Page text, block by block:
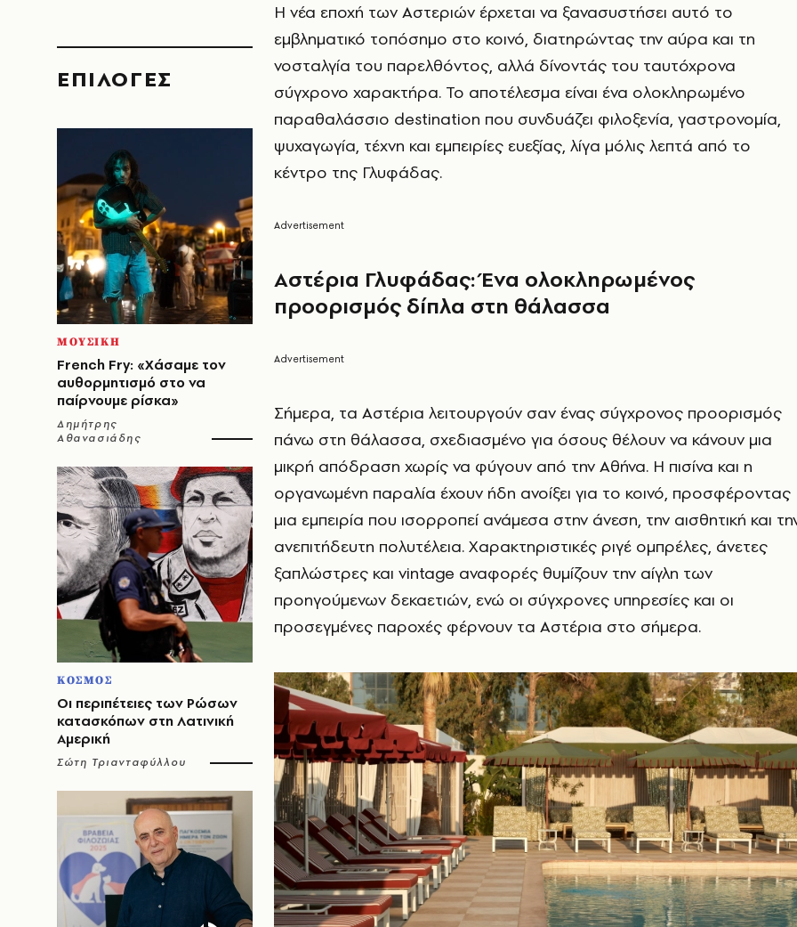
EΠΙΛΟΓΈΣ
ΜΟΥΣΙΚΗ
French Fry: «Χάσαμε τον
αυθορμητισμό στο να
παίρνουμε ρίσκα»
Δημήτρης
Αθανασιάδης
ΚΟΣΜΟΣ
Οι περιπέτειες των Ρώσων
κατασκόπων στη Λατινική
Αμερική
Σώτη Τριανταφύλλου
Η νέα εποχή των Αστεριών έρχεται να ξανασυστήσει αυτό το
εμβληματικό τοπόσημο στο κοινό, διατηρώντας την αύρα και τη
νοσταλγία του παρελθόντος, αλλά δίνοντάς του ταυτόχρονα
σύγχρονο χαρακτήρα. Το αποτέλεσμα είναι ένα ολοκληρωμένο
παραθαλάσσιο destination που συνδυάζει φιλοξενία, γαστρονομία,
ψυχαγωγία, τέχνη και εμπειρίες ευεξίας, λίγα μόλις λεπτά από το
κέντρο της Γλυφάδας.
Αστέρια Γλυφάδας: Ένα ολοκληρωμένος
προορισμός δίπλα στη θάλασσα
Σήμερα, τα Αστέρια λειτουργούν σαν ένας σύγχρονος προορισμός
πάνω στη θάλασσα, σχεδιασμένο για όσους θέλουν να κάνουν μια
μικρή απόδραση χωρίς να φύγουν από την Αθήνα. Η πισίνα και η
οργανωμένη παραλία έχουν ήδη ανοίξει για το κοινό, προσφέροντας
μια εμπειρία που ισορροπεί ανάμεσα στην άνεση, την αισθητική και
ανεπιτήδευτη πολυτέλεια. Χαρακτηριστικές ριγέ ομπρέλες, άνετες
ξαπλώστρες και vintage αναφορές θυμίζουν την αίγλη των
προηγούμενων δεκαετιών, ενώ οι σύγχρονες υπηρεσίες και οι
προσεγμένες παροχές φέρνουν τα Αστέρια στο σήμερα.